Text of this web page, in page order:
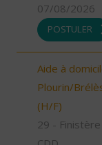
07/08/2026
POSTULER
Aide à
Plourin/
(H/F)
29 - Finistère